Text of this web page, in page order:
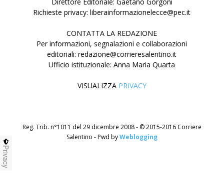
Richieste privacy: liberainformazionelecce@pec.it
CONTATTA LA REDAZIONE
Per informazioni, segnalazioni e collaborazioni
editoriali: redazione@corrieresalentino.it
Ufficio istituzionale: Anna Maria Quarta
VISUALIZZA PRIVACY
Reg. Trib. n°1011 del 29 dicembre 2008 - © 2015-2016 Corriere
Salentino - Pwd byWeblogging
Privacy